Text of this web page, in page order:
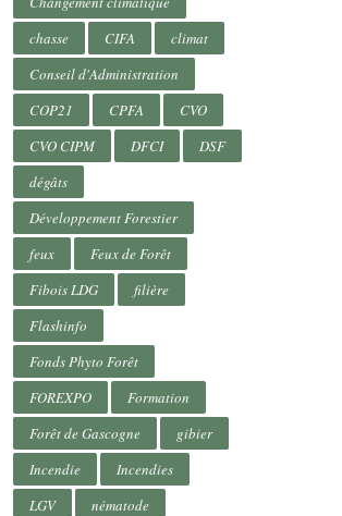
chasse
CIFA
climat
Conseil d'Administration
COP21
CPFA
CVO
CVO CIPM
DFCI
DSF
dégâts
Développement Forestier
feux
Feux de Forêt
Fibois LDG
filière
Flashinfo
Fonds Phyto Forêt
FOREXPO
Formation
Forêt de Gascogne
gibier
Incendie
Incendies
LGV
nématode